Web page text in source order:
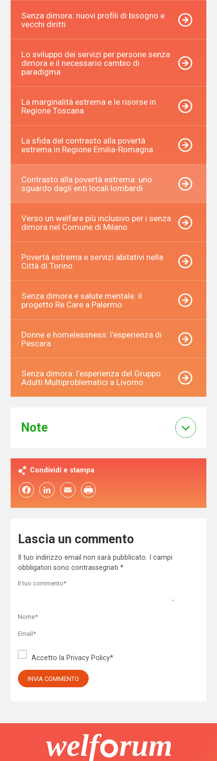
Senza dimora: nuovi profili di bisogno e
vecchi diritti
Lo sviluppo dei servizi per persone senza
dimora e il necessario cambio di
paradigma
La marginalità estrema e le risorse in
Regione Toscana
La sfida del contrasto alla povertà
estrema in Regione Emilia-Romagna
Contrasto alla povertà estrema: uno
sguardo dagli enti locali lombardi
Verso un welfare più inclusivo per i senza
dimora nel Comune di Milano
Povertà estrema e servizi abitativi nella
Città di Torino
Senza dimora e salute mentale: il
progetto Re Care a Palermo
Donne e homelessness: l’esperienza di
Pescara
Senza dimora: l’esperienza del Gruppo
Adulti Multiproblematici a Livorno
Note
Condividi e stampa
FacebookLinkedIn Email
Lascia un commento
Il tuo indirizzo email non sarà pubblicato.
I campi
obbligatori sono contrassegnati *
Accetto la Privacy Policy*